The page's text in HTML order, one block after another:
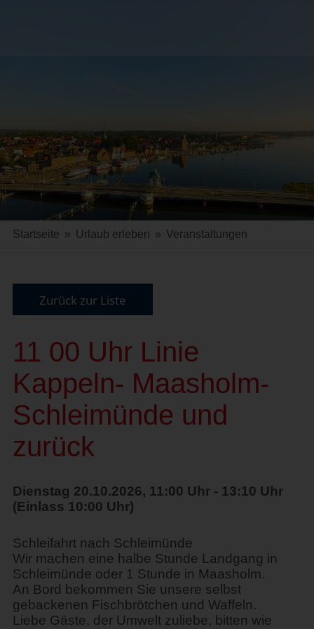
Startseite » Urlaub erleben » Veranstaltungen
Zurück zur Liste
11 00 Uhr Linie
Kappeln- Maasholm-
Schleimünde und
zurück
Dienstag 20.10.2026, 11:00 Uhr - 13:10 Uhr
(Einlass 10:00 Uhr)
Schleifahrt nach Schleimünde
Wir machen eine halbe Stunde Landgang in
Schleimünde oder 1 Stunde in Maasholm.
An Bord bekommen Sie unsere selbst
gebackenen Fischbrötchen und Waffeln.
Liebe Gäste, der Umwelt zuliebe, bitten wie